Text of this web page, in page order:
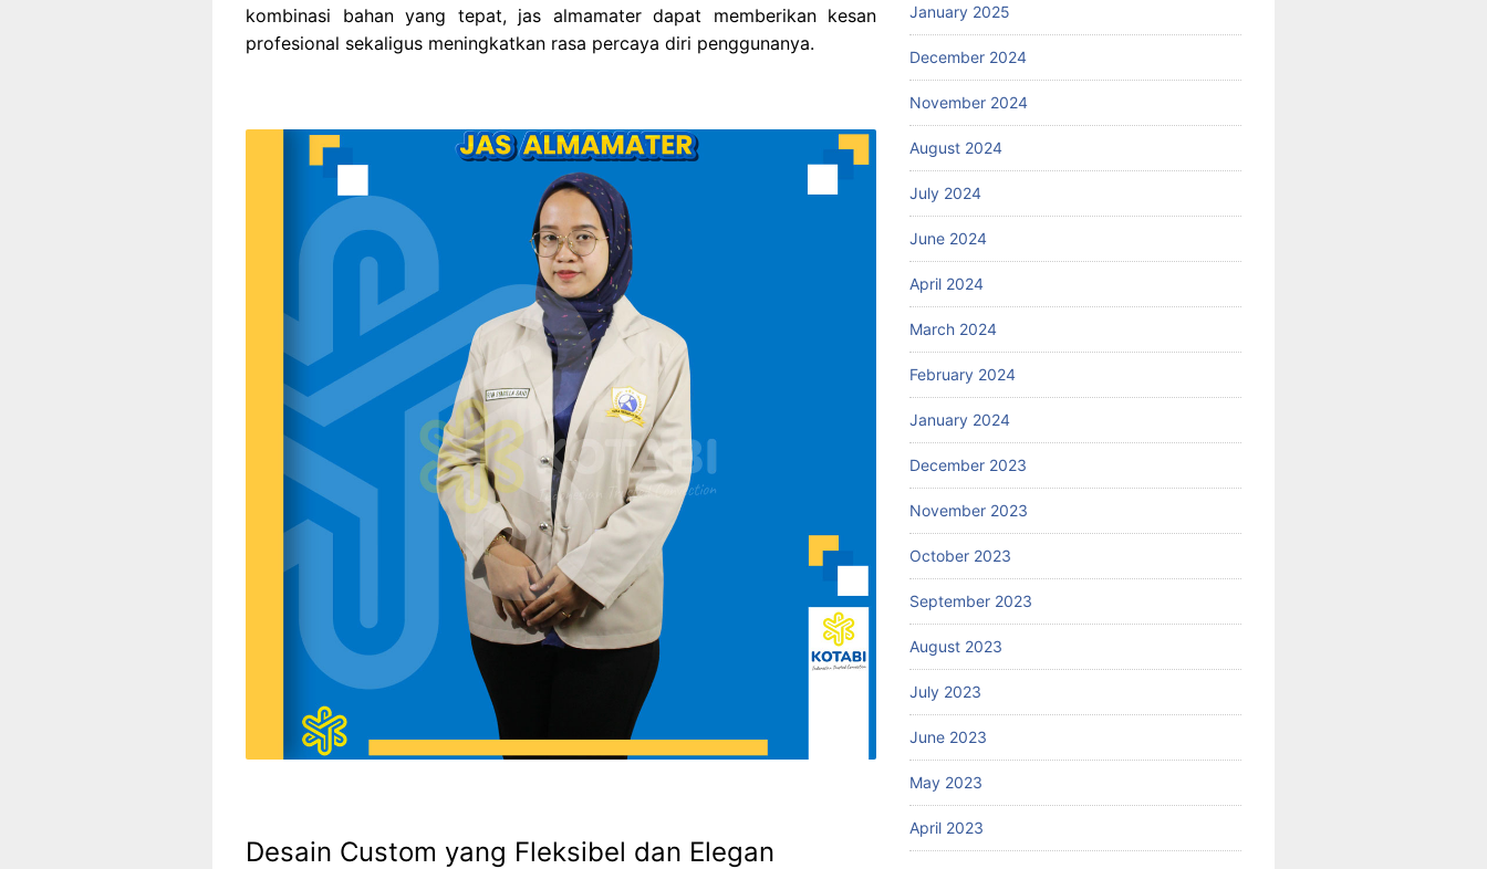
kombinasi bahan yang tepat, jas almamater dapat memberikan kesan
profesional sekaligus meningkatkan rasa percaya diri penggunanya.
Desain Custom yang Fleksibel dan Elegan
January 2025
December 2024
November 2024
August 2024
July 2024
June 2024
April 2024
March 2024
February 2024
January 2024
December 2023
November 2023
October 2023
September 2023
August 2023
July 2023
June 2023
May 2023
April 2023